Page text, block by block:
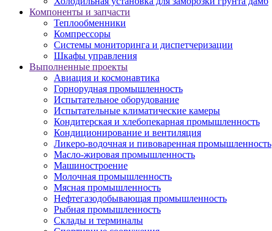
Компоненты и запчасти
Теплообменники
Компрессоры
Системы мониторинга и диспетчеризации
Шкафы управления
Выполненные проекты
Авиация и космонавтика
Горнорудная промышленность
Испытательное оборудование
Испытательные климатические камеры
Кондитерская и хлебопекарная промышленность
Кондиционирование и вентиляция
Ликеро-водочная и пивоваренная промышленность
Масло-жировая промышленность
Машиностроение
Молочная промышленность
Мясная промышленность
Нефтегазодобывающая промышленность
Рыбная промышленность
Склады и терминалы